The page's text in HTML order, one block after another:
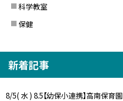
科学教室
保健
新着記事
8/5( 水 ) 8.5【幼保小連携】高南保育園